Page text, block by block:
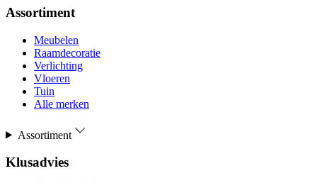
Assortiment
Meubelen
Raamdecoratie
Verlichting
Vloeren
Tuin
Alle merken
Assortiment
Klusadvies